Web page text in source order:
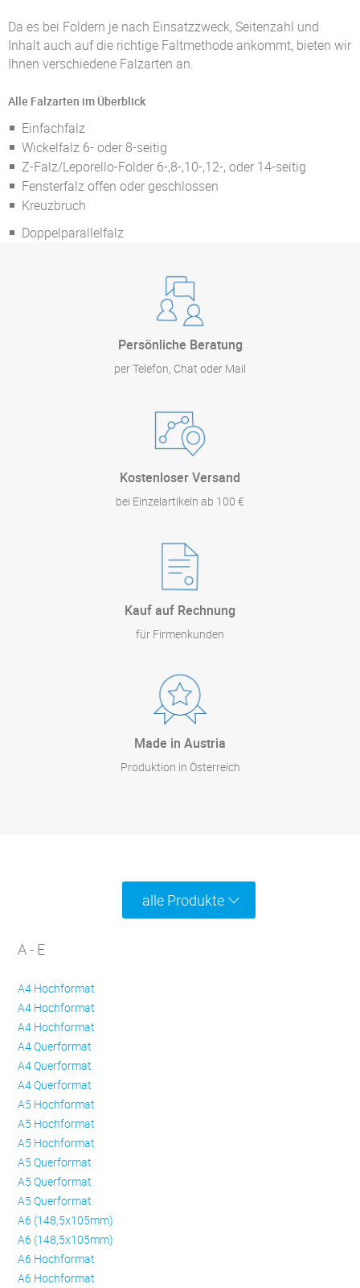
Da es bei Foldern je nach Einsatzzweck, Seitenzahl und
Inhalt auch auf die richtige Faltmethode ankommt, bieten wir
Ihnen verschiedene Falzarten an.
Alle Falzarten im Überblick
Einfachfalz
Wickelfalz 6- oder 8-seitig
Z-Falz/Leporello-Folder 6-,8-,10-,12-, oder 14-seitig
Fensterfalz offen oder geschlossen
Kreuzbruch
Doppelparallelfalz
Persönliche Beratung
per Telefon, Chat oder Mail
Kostenloser Versand
bei Einzelartikeln ab 100 €
Kauf auf Rechnung
für Firmenkunden
Made in Austria
Produktion in Österreich
alle Produkte
A - E
A4 Hochformat
A4 Hochformat
A4 Hochformat
A4 Querformat
A4 Querformat
A4 Querformat
A5 Hochformat
A5 Hochformat
A5 Hochformat
A5 Querformat
A5 Querformat
A5 Querformat
A6 (148,5x105mm)
A6 (148,5x105mm)
A6 Hochformat
A6 Hochformat